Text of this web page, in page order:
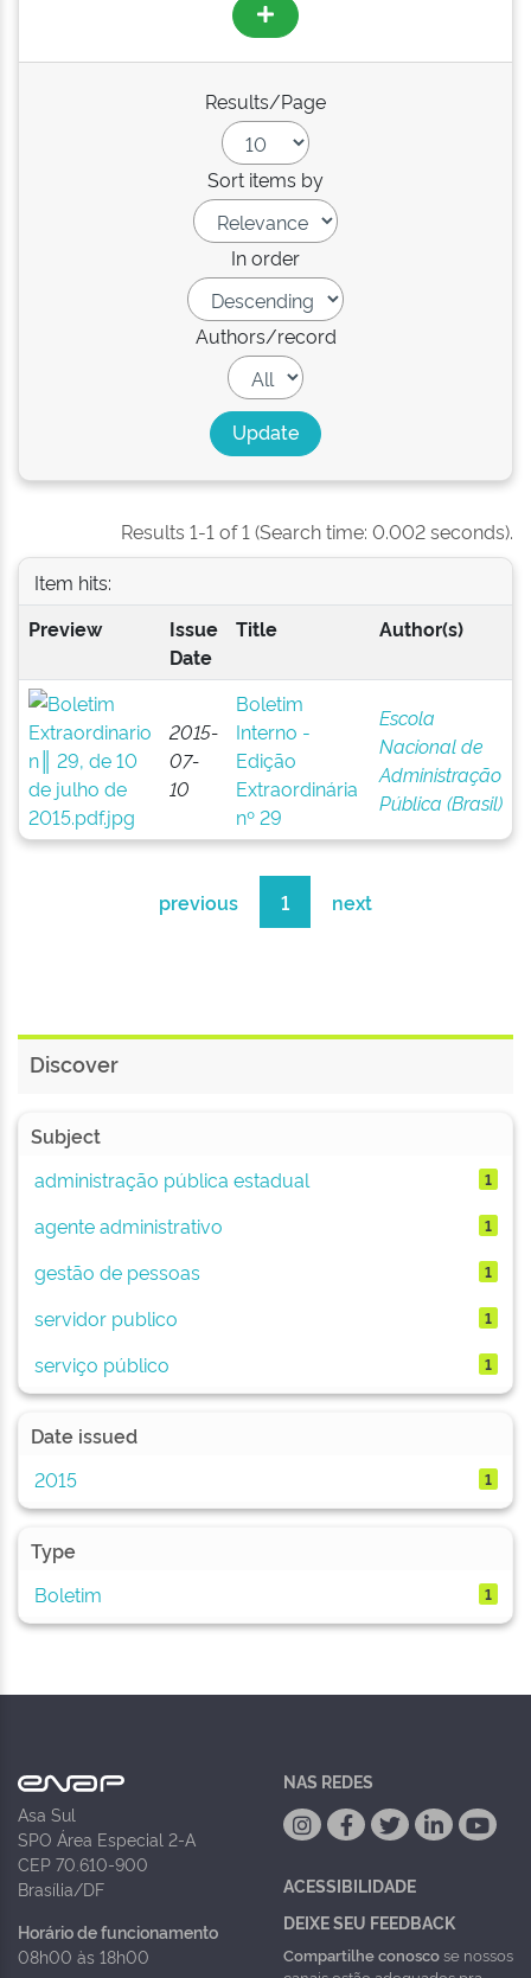
Results/Page
Sort items by
In order
Authors/record
Results 1-1 of 1 (Search time: 0.002 seconds).
Item hits:
Preview
Issue
Date
Title Author(s)
2015-
07-
10
Boletim
Interno -
Edição
Extraordinária
nº 29
Escola
Nacional de
Administração
Pública (Brasil)
previous 1 next
Discover
Subject
administração pública estadual
1
agente administrativo 1
gestão de pessoas 1
servidor publico 1
serviço público 1
Date issued
2015
1
Type
Boletim
1
Asa Sul
SPO Área Especial 2-A
CEP 70.610-900
Brasília/DF
Horário de funcionamento
08h00 às 18h00
NAS REDES
ACESSIBILIDADE
DEIXE SEU FEEDBACK
Compartilhe conoscose nossos